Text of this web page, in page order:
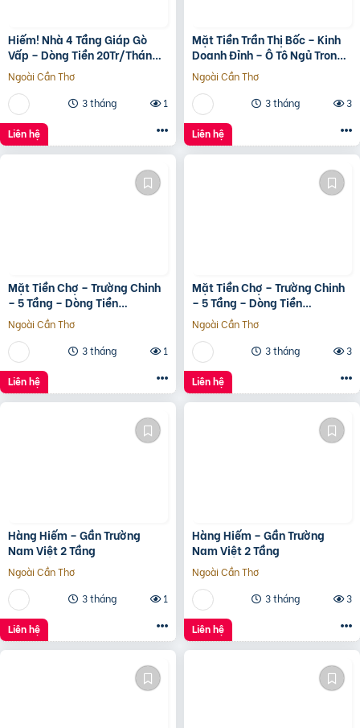
Hiếm! Nhà 4 Tầng Giáp Gò
Vấp – Dòng Tiền 20Tr/Tháng
– Tương Lai Ra Mặt Tiền 12M
Ngoài Cần Thơ
3 tháng
1
Liên hệ
Mặt Tiền Trần Thị Bốc – Kinh
Doanh Đỉnh – Ô Tô Ngủ Trong
Nhà
Ngoài Cần Thơ
3 tháng
3
Liên hệ
Mặt Tiền Chợ – Trường Chinh
– 5 Tầng – Dòng Tiền
20Tr/Tháng
Ngoài Cần Thơ
3 tháng
1
Liên hệ
Mặt Tiền Chợ – Trường Chinh
– 5 Tầng – Dòng Tiền
20Tr/Tháng
Ngoài Cần Thơ
3 tháng
3
Liên hệ
Hàng Hiếm – Gần Trường
Nam Việt 2 Tầng
Ngoài Cần Thơ
3 tháng
1
Liên hệ
Hàng Hiếm – Gần Trường
Nam Việt 2 Tầng
Ngoài Cần Thơ
3 tháng
3
Liên hệ